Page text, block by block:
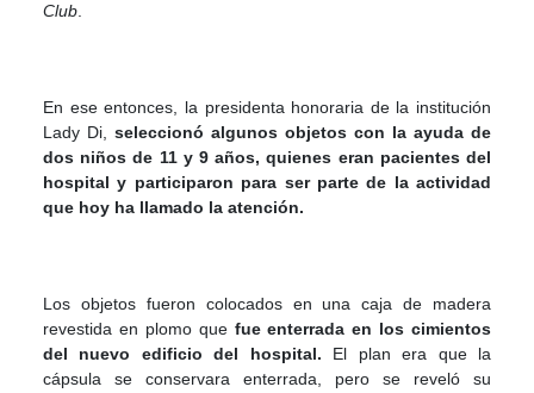
Club.
En ese entonces, la presidenta honoraria de la institución
Lady Di, seleccionó algunos objetos con la ayuda de
dos niños de 11 y 9 años, quienes eran pacientes del
hospital y participaron para ser parte de la actividad
que hoy ha llamado la atención.
Los objetos fueron colocados en una caja de madera
revestida en plomo que fue enterrada en los cimientos
del nuevo edificio del hospital. El plan era que la
cápsula se conservara enterrada, pero se reveló su